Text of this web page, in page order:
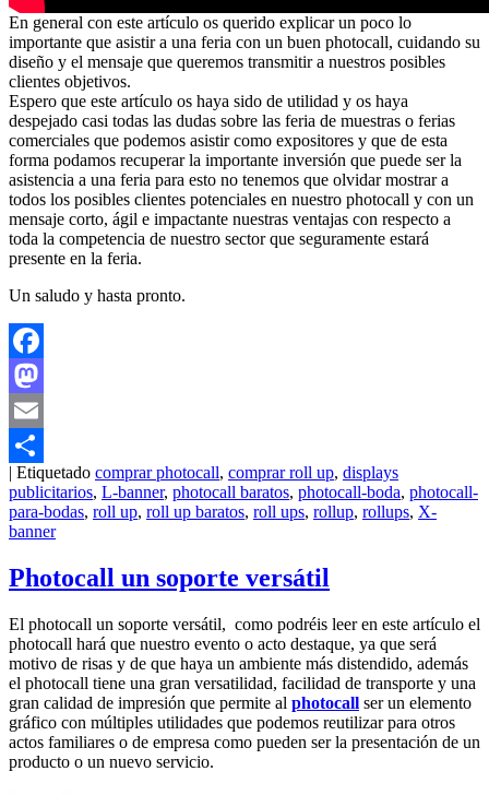
En general con este artículo os querido explicar un poco lo
importante que asistir a una feria con un buen photocall, cuidando su
diseño y el mensaje que queremos transmitir a nuestros posibles
clientes objetivos.
Espero que este artículo os haya sido de utilidad y os haya
despejado casi todas las dudas sobre las feria de muestras o ferias
comerciales que podemos asistir como expositores y que de esta
forma podamos recuperar la importante inversión que puede ser la
asistencia a una feria para esto no tenemos que olvidar mostrar a
todos los posibles clientes potenciales en nuestro photocall y con un
mensaje corto, ágil e impactante nuestras ventajas con respecto a
toda la competencia de nuestro sector que seguramente estará
presente en la feria.
Un saludo y hasta pronto.
Facebook
Mastodon
Email
Compartir
| Etiquetado comprar photocall, comprar roll up, displays
publicitarios, L-banner, photocall baratos, photocall-boda, photocall-
para-bodas, roll up, roll up baratos, roll ups, rollup, rollups, X-
banner
Photocall un soporte versátil
El photocall un soporte versátil, como podréis leer en este artículo el
photocall hará que nuestro evento o acto destaque, ya que será
motivo de risas y de que haya un ambiente más distendido, además
el photocall tiene una gran versatilidad, facilidad de transporte y una
gran calidad de impresión que permite al photocall ser un elemento
gráfico con múltiples utilidades que podemos reutilizar para otros
actos familiares o de empresa como pueden ser la presentación de un
producto o un nuevo servicio.